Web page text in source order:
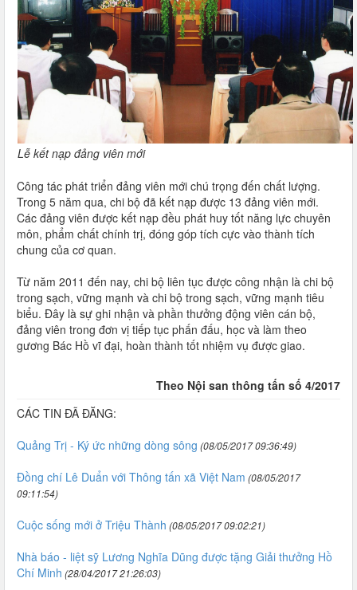
Lễ kết nạp đảng viên mới
Công tác phát triển đảng viên mới chú trọng đến chất lượng.
Trong 5 năm qua, chi bộ đã kết nạp được 13 đảng viên mới.
Các đảng viên được kết nạp đều phát huy tốt năng lực chuyên
môn, phẩm chất chính trị, đóng góp tích cực vào thành tích
chung của cơ quan.
Từ năm 2011 đến nay, chi bộ liên tục được công nhận là chi bộ
trong sạch, vững mạnh và chi bộ trong sạch, vững mạnh tiêu
biểu. Ðây là sự ghi nhận và phần thưởng động viên cán bộ,
đảng viên trong đơn vị tiếp tục phấn đấu, học và làm theo
gương Bác Hồ vĩ đại, hoàn thành tốt nhiệm vụ được giao.
Theo Nội san thông tấn số 4/2017
CÁC TIN ĐÃ ĐĂNG:
Quảng Trị - Ký ức những dòng sông (08/05/2017 09:36:49)
Đồng chí Lê Duẩn với Thông tấn xã Việt Nam (08/05/2017
09:11:54)
Cuộc sống mới ở Triệu Thành (08/05/2017 09:02:21)
Nhà báo - liệt sỹ Lương Nghĩa Dũng được tặng Giải thưởng Hồ
Chí Minh (28/04/2017 21:26:03)